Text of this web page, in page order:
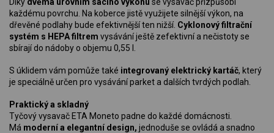
každému povrchu. Na koberce jistě využijete silnější výkon, na
dřevěné podlahy bude efektivnější ten nižší. Cyklonový filtrační
systém s HEPA filtrem vysávání ještě zefektivní a nečistoty se
sbírají do nádoby o objemu 0,55 l.
S úklidem vám pomůže také integrovaný elektrický kartáč, který
je speciálně určen pro vysávání parket a dalších tvrdých podlah.
Praktický a skladný
Tyčový vysavač ETA Moneto padne do každé domácnosti.
Má moderní a elegantní design, jednoduše se ovládá a snadno